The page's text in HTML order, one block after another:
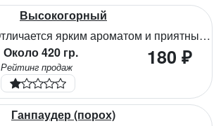
Высокогорный
Отличается ярким ароматом и приятным вкусом с травяными нотами. Содержит богатый комплекс витаминов и микроэлементов, способствует оздоровлению организма и повышению иммунитета.
Около 420 гр.
Рейтинг продаж 180 ₽
Ганпаудер (порох)